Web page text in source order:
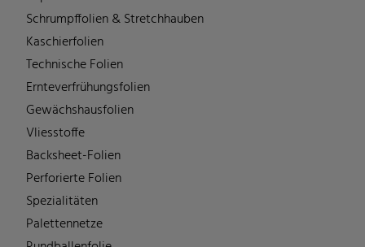
Schrumpffolien & Stretchhauben
Kaschierfolien
Technische Folien
Ernteverfrühungsfolien
Gewächshausfolien
Vliesstoffe
Backsheet-Folien
Perforierte Folien
Spezialitäten
Palettennetze